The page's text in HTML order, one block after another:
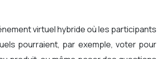
virtuel hybride où les participants
pourraient, par exemple, voter pour